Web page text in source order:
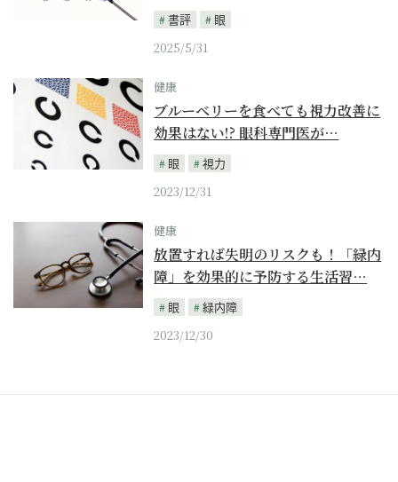
書評
眼
2025/5/31
健康
ブルーベリーを食べても視力改善に
効果はない!? 眼科専門医が…
眼
視力
2023/12/31
健康
放置すれば失明のリスクも！「緑内
障」を効果的に予防する生活習…
眼
緑内障
2023/12/30